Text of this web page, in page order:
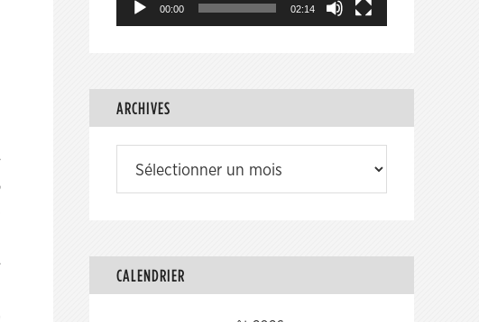
00:00 02:14
ARCHIVES
CALENDRIER